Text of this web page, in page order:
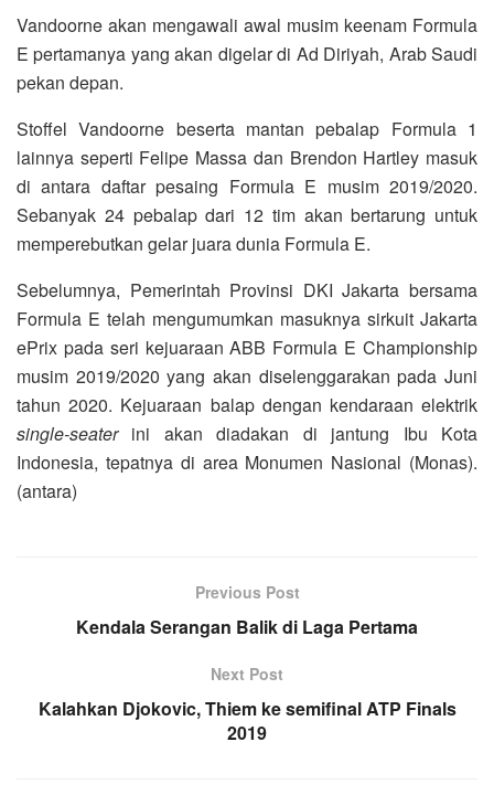
Vandoorne akan mengawali awal musim keenam Formula
E pertamanya yang akan digelar di Ad Diriyah, Arab Saudi
pekan depan.
Stoffel Vandoorne beserta mantan pebalap Formula 1
lainnya seperti Felipe Massa dan Brendon Hartley masuk
di antara daftar pesaing Formula E musim 2019/2020.
Sebanyak 24 pebalap dari 12 tim akan bertarung untuk
memperebutkan gelar juara dunia Formula E.
Sebelumnya, Pemerintah Provinsi DKI Jakarta bersama
Formula E telah mengumumkan masuknya sirkuit Jakarta
ePrix pada seri kejuaraan ABB Formula E Championship
musim 2019/2020 yang akan diselenggarakan pada Juni
tahun 2020. Kejuaraan balap dengan kendaraan elektrik
single-seaterini akan diadakan di jantung Ibu Kota
Indonesia, tepatnya di area Monumen Nasional (Monas).
(antara)
Previous Post
Kendala Serangan Balik di Laga Pertama
Next Post
Kalahkan Djokovic, Thiem ke semifinal ATP Finals
2019